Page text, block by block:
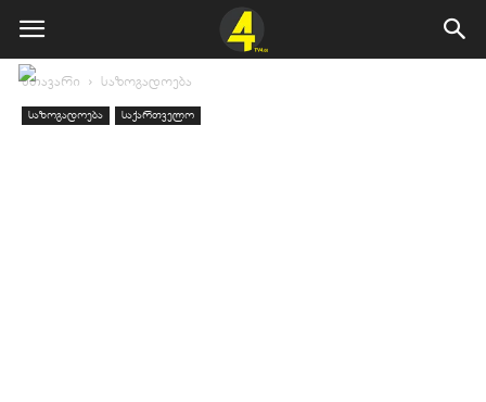
მთავარი საზოგადოება
საზოგადოება საქართველო